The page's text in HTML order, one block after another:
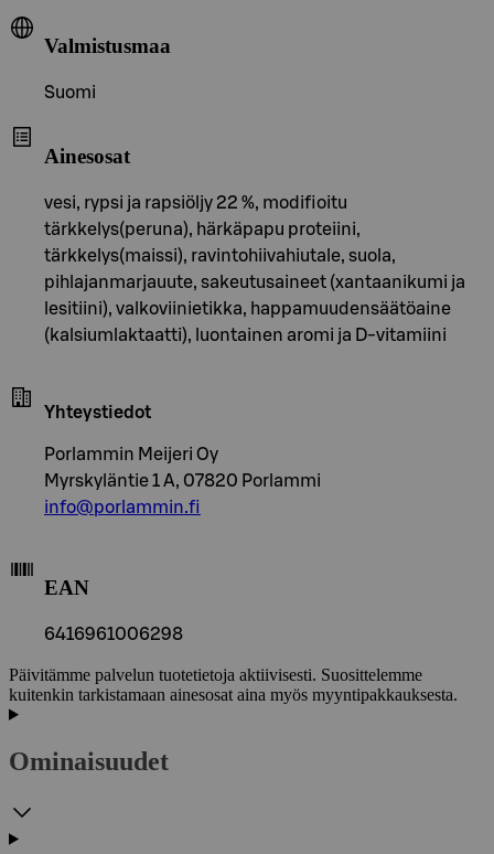
Valmistusmaa
Suomi
Ainesosat
vesi, rypsi ja rapsiöljy 22 %, modifioitu
tärkkelys(peruna), härkäpapu proteiini,
tärkkelys(maissi), ravintohiivahiutale, suola,
pihlajanmarjauute, sakeutusaineet (xantaanikumi ja
lesitiini), valkoviinietikka, happamuudensäätöaine
(kalsiumlaktaatti), luontainen aromi ja D-vitamiini
Yhteystiedot
Porlammin Meijeri Oy
Myrskyläntie 1 A, 07820 Porlammi
info@porlammin.fi
EAN
6416961006298
Päivitämme palvelun tuotetietoja aktiivisesti. Suosittelemme
kuitenkin tarkistamaan ainesosat aina myös myyntipakkauksesta.
Ominaisuudet